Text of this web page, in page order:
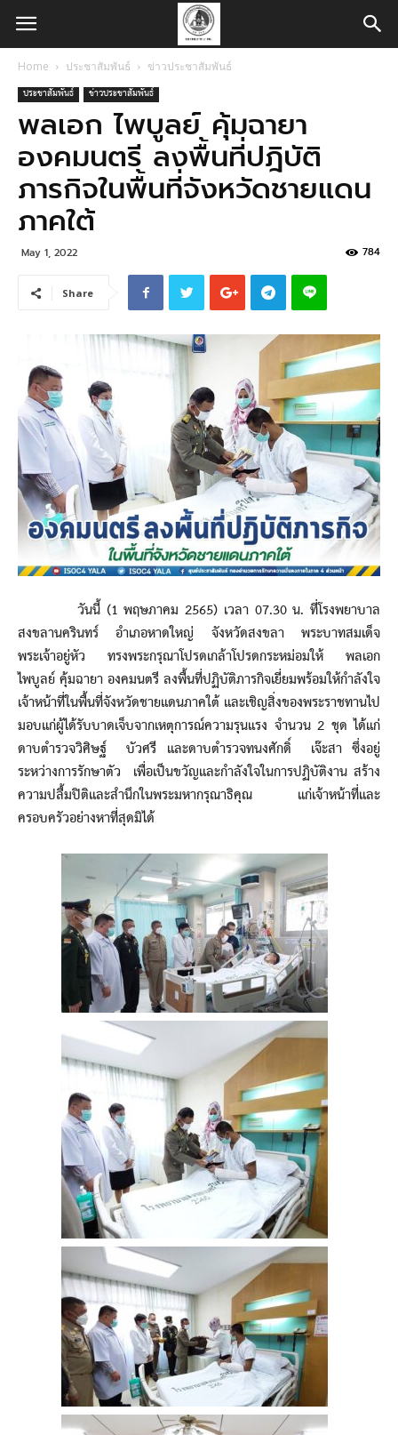
Home ประชาสัมพันธ์ ข่าวประชาสัมพันธ์
ประชาสัมพันธ์ ข่าวประชาสัมพันธ์
พลเอก ไพบูลย์ คุ้มฉายา
องคมนตรี ลงพื้นที่ปฎิบัติ
ภารกิจในพื้นที่จังหวัดชายแดน
ภาคใต้
May 1, 2022 784
Share
วันนี้ (1 พฤษภาคม 2565) เวลา 07.30 น. ที่โรงพยาบาล
สงขลานครินทร์ อำเภอหาดใหญ่ จังหวัดสงขลา พระบาทสมเด็จ
พระเจ้าอยู่หัว ทรงพระกรุณาโปรดเกล้าโปรดกระหม่อมให้ พลเอก
ไพบูลย์ คุ้มฉายา องคมนตรี ลงพื้นที่ปฏิบัติภารกิจเยี่ยมพร้อมให้กำลังใจ
เจ้าหน้าที่ในพื้นที่จังหวัดชายแดนภาคใต้ และเชิญสิ่งของพระราชทานไป
มอบแก่ผู้ได้รับบาดเจ็บจากเหตุการณ์ความรุนแรง จำนวน 2 ชุด ได้แก่
ดาบตำรวจวิศิษฐ์ บัวศรี และดาบตำรวจทนงศักดิ์ เจ๊ะสา ซึ่งอยู่
ระหว่างการรักษาตัว เพื่อเป็นขวัญและกำลังใจในการปฏิบัติงาน สร้าง
ความปลื้มปิติและสำนึกในพระมหากรุณาธิคุณ แก่เจ้าหน้าที่และ
ครอบครัวอย่างหาที่สุดมิได้